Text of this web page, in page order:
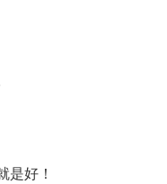
是好！